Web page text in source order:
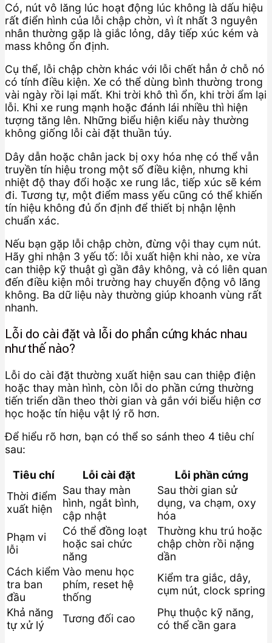
Có, nút vô lăng lúc hoạt động lúc không là dấu hiệu
rất điển hình của lỗi chập chờn, vì ít nhất 3 nguyên
nhân thường gặp là giắc lỏng, dây tiếp xúc kém và
mass không ổn định.
Cụ thể, lỗi chập chờn khác với lỗi chết hẳn ở chỗ nó
có tính điều kiện. Xe có thể dùng bình thường trong
vài ngày rồi lại mất. Khi trời khô thì ổn, khi trời ẩm lại
lỗi. Khi xe rung mạnh hoặc đánh lái nhiều thì hiện
tượng tăng lên. Những biểu hiện kiểu này thường
không giống lỗi cài đặt thuần túy.
Dây dẫn hoặc chân jack bị oxy hóa nhẹ có thể vẫn
truyền tín hiệu trong một số điều kiện, nhưng khi
nhiệt độ thay đổi hoặc xe rung lắc, tiếp xúc sẽ kém
đi. Tương tự, một điểm mass yếu cũng có thể khiến
tín hiệu không đủ ổn định để thiết bị nhận lệnh
chuẩn xác.
Nếu bạn gặp lỗi chập chờn, đừng vội thay cụm nút.
Hãy ghi nhận 3 yếu tố: lỗi xuất hiện khi nào, xe vừa
can thiệp kỹ thuật gì gần đây không, và có liên quan
đến điều kiện môi trường hay chuyển động vô lăng
không. Ba dữ liệu này thường giúp khoanh vùng rất
nhanh.
Lỗi do cài đặt và lỗi do phần cứng khác nhau
như thế nào?
Lỗi do cài đặt thường xuất hiện sau can thiệp điện
hoặc thay màn hình, còn lỗi do phần cứng thường
tiến triển dần theo thời gian và gắn với biểu hiện cơ
học hoặc tín hiệu vật lý rõ hơn.
Để hiểu rõ hơn, bạn có thể so sánh theo 4 tiêu chí
sau:
Tiêu chí
Lỗi cài đặt
Lỗi phần cứng
Thời điểm
xuất hiện
Sau thay màn
hình, ngắt bình,
cập nhật
Sau thời gian sử
dụng, va chạm, oxy
hóa
Phạm vi
lỗi
Có thể đồng loạt
hoặc sai chức
năng
Thường khu trú hoặc
chập chờn rồi nặng
dần
Cách kiểm
tra ban
đầu
Vào menu học
phím, reset hệ
thống
Kiểm tra giắc, dây,
cụm nút, clock spring
Khả năng
tự xử lý
Tương đối cao
Phụ thuộc kỹ năng,
có thể cần gara